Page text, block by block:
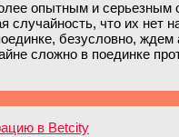
опытным и серьезным
что их нет
безусловно,
сложно в поединке
в Betcity